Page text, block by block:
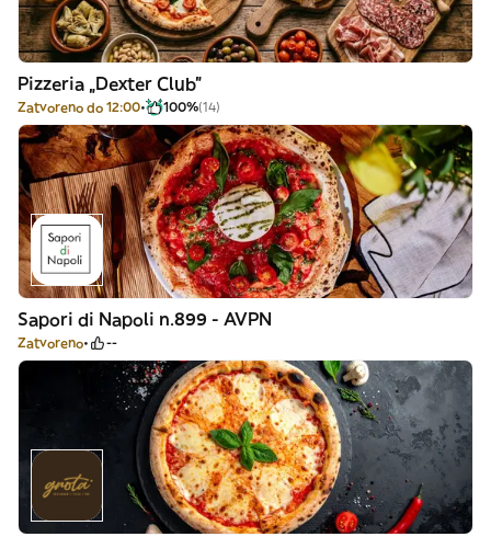
Pizzeria „Dexter Club”
Zatvoreno do 12:00 100%(14)
Sapori di Napoli n.899 - AVPN
Zatvoreno --